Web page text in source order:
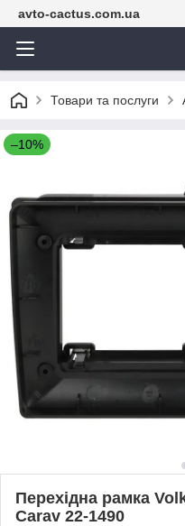
avto-cactus.com.ua
Товари та послуги
–10%
Перехідна рамка
Carav 22-1490